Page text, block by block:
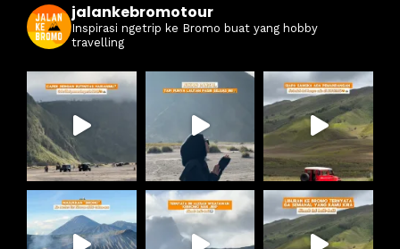
jalankebromotour
Inspirasi ngetrip ke Bromo buat yang hobby
travelling